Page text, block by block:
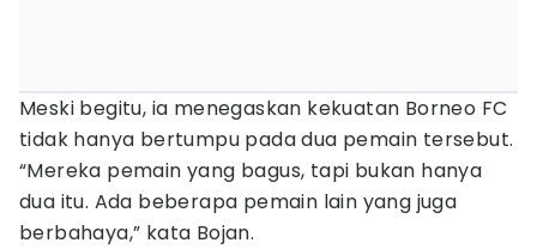
Meski begitu, ia menegaskan kekuatan Borneo FC
tidak hanya bertumpu pada dua pemain tersebut.
“Mereka pemain yang bagus, tapi bukan hanya
dua itu. Ada beberapa pemain lain yang juga
berbahaya,” kata Bojan.